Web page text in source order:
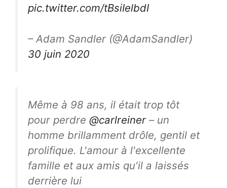
pic.twitter.com/tBsiIelbdI
– Adam Sandler (@AdamSandler)
30 juin 2020
Même à 98 ans, il était trop tôt
pour perdre @carlreiner – un
homme brillamment drôle, gentil et
prolifique. L'amour à l'excellente
famille et aux amis qu'il a laissés
derrière lui